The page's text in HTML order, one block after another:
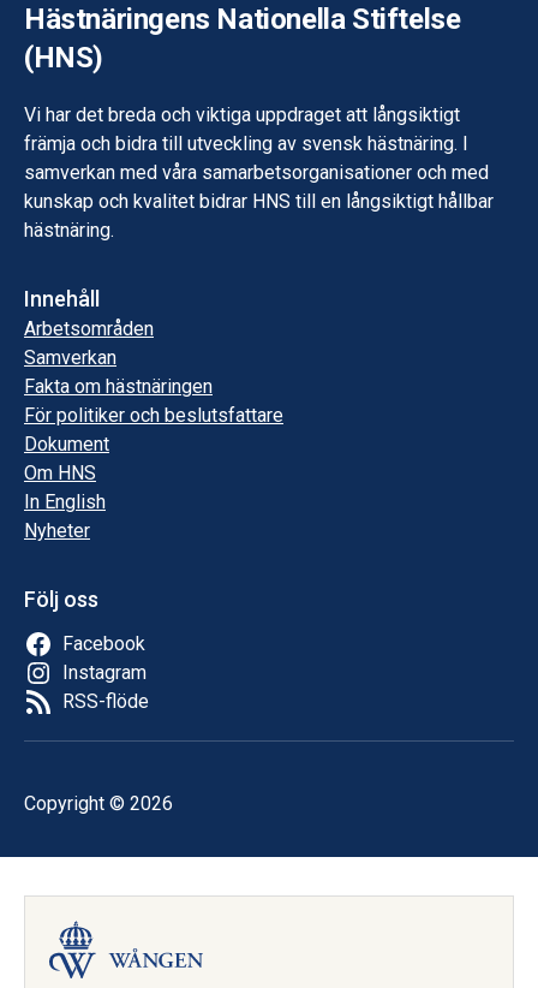
Hästnäringens Nationella Stiftelse
(HNS)
Vi har det breda och viktiga uppdraget att långsiktigt
främja och bidra till utveckling av svensk hästnäring. I
samverkan med våra samarbetsorganisationer och med
kunskap och kvalitet bidrar HNS till en långsiktigt hållbar
hästnäring.
Innehåll
Arbetsområden
Samverkan
Fakta om hästnäringen
För politiker och beslutsfattare
Dokument
Om HNS
In English
Nyheter
Följ oss
Facebook
Instagram
RSS-flöde
Copyright © 2026